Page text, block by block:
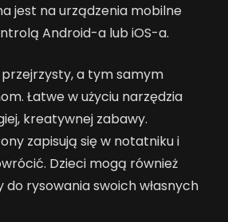
jest na urządzenia mobilne
Android-a lub iOS-a.
przejrzysty, a tym samym
Łatwe w użyciu narzędzia
kreatywnej zabawy.
zapisują się w notatniku i
Dzieci mogą również
rysowania swoich własnych